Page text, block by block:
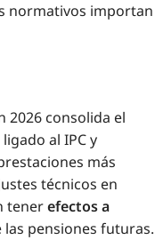
normativos importan
2026 consolida el
al IPC y
más
técnicos en
tenerefectos a
las pensiones futuras.